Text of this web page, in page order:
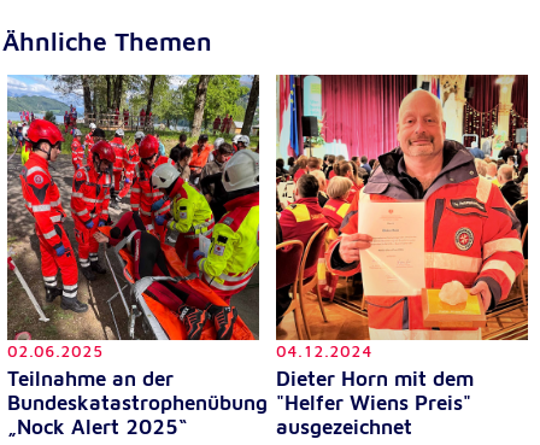
Ähnliche Themen
02.06.2025
Teilnahme an der
Bundeskatastrophenübung
„Nock Alert 2025“
04.12.2024
Dieter Horn mit dem
"Helfer Wiens Preis"
ausgezeichnet